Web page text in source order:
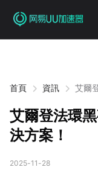
首頁 資訊 艾爾
艾爾登法環
決方案！
2025-11-28